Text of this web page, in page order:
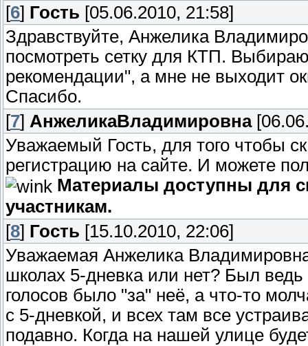
[6] Гость [05.06.2010, 21:58]
Здравствуйте, Анжелика
посмотреть сетку для КТП.
рекомендации", а мне не выходит
Спасибо.
[7] АнжеликаВладимировна
Уважаемый Гость, для того чтобы
регистрацию на сайте. И можете
Материалы доступны для
участникам.
[8] Гость [15.10.2010, 22:06]
Уважаемая Анжелика
школах 5-дневка или нет? Был
голосов было "за" неё, а что-то
с 5-дневкой, и всех там все
подавно. Когда на нашей улице